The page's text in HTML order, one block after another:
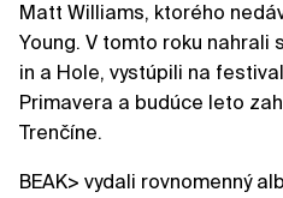
Matt Williams, ktorého
Young. V tomto roku nahrali
in a Hole, vystúpili na
Primavera a budúce leto
Trenčíne.
BEAK> vydali rovnomenný